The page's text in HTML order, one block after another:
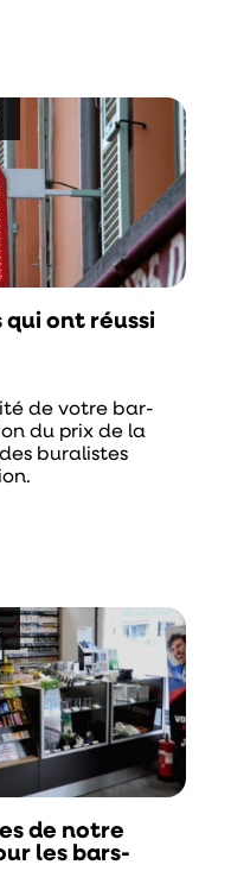
qui ont réussi
de votre bar-
du prix de la
buralistes
de notre
les bars-